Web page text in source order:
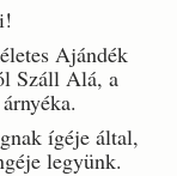
Ajándék
Száll Alá, a
ígéje által,
legyünk.